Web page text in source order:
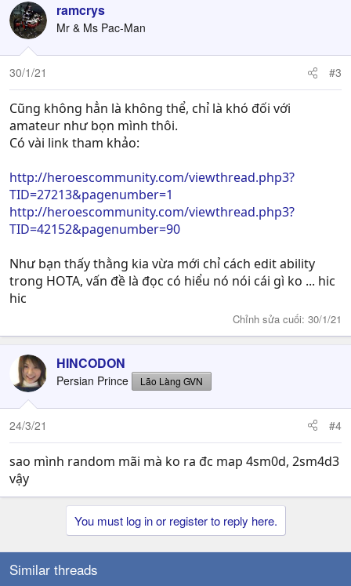
ramcrys
Mr & Ms Pac-Man
30/1/21 #3
Cũng không hẳn là không thể, chỉ là khó đối với
amateur như bọn mình thôi.
Có vài link tham khảo:
http://heroescommunity.com/viewthread.php3?
TID=27213&pagenumber=1
http://heroescommunity.com/viewthread.php3?
TID=42152&pagenumber=90
Như bạn thấy thằng kia vừa mới chỉ cách edit ability
trong HOTA, vấn đề là đọc có hiểu nó nói cái gì ko ... hic
hic
Chỉnh sửa cuối: 30/1/21
HINCODON
Persian Prince Lão Làng GVN
24/3/21 #4
sao mình random mãi mà ko ra đc map 4sm0d, 2sm4d3
vậy
You must log in or register to reply here.
Similar threads